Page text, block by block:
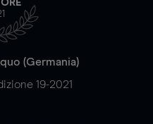
(Germania)
19-2021